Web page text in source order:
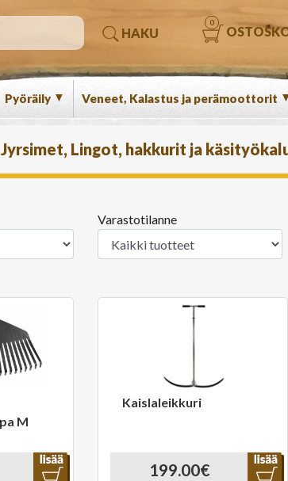
HAKU
0
Pyöräily ▼ Veneet, Kalastus ja perämoottorit
Jyrsimet, Lingot, hakkurit ja
Varastotilanne
M
Kaislaleikkuri
199.00€